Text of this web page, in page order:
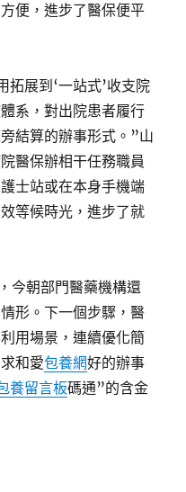
便，進步了醫保便平
拓展到‘一站式’收支院
系，對出院患者履行
結算的辦事形式。”山
醫保辦相干任務職員
士站或在本身手機端
等候時光，進步了就
今朝部門醫藥機構還
形。下一個步驟，醫
用場景，連續優化簡
和愛包養網好的辦事
養留言板碼通”的含金